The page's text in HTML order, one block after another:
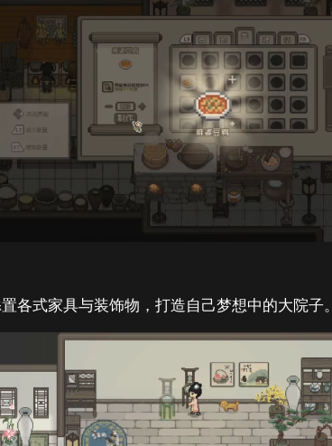
各式家具与装饰物，打造自己梦想中的大院子